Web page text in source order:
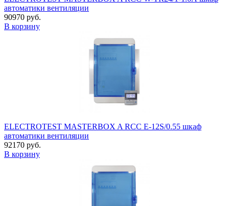
автоматики вентиляции
90970 руб.
В корзину
ELECTROTEST MASTERBOX A RCC E-12S/0.55 шкаф
автоматики вентиляции
92170 руб.
В корзину